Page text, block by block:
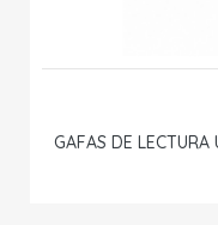
GAFAS DE LECTURA